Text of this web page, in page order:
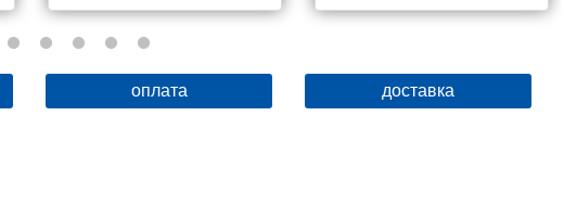
оплата доставка